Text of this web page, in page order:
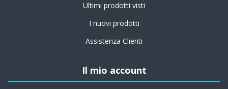
Ultimi prodotti visti
I nuovi prodotti
Assistenza Clienti
Il mio account